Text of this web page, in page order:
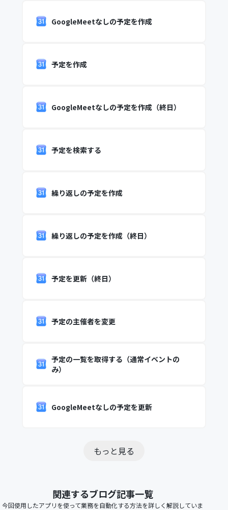
GoogleMeetなしの予定を作成
予定を作成
GoogleMeetなしの予定を作成（終日）
予定を検索する
繰り返しの予定を作成
繰り返しの予定を作成（終日）
予定を更新（終日）
予定の主催者を変更
予定の一覧を取得する（通常イベントの
み）
GoogleMeetなしの予定を更新
もっと見る
関連するブログ記事一覧
今回使用したアプリを使って業務を自動化する方法を詳しく解説していま